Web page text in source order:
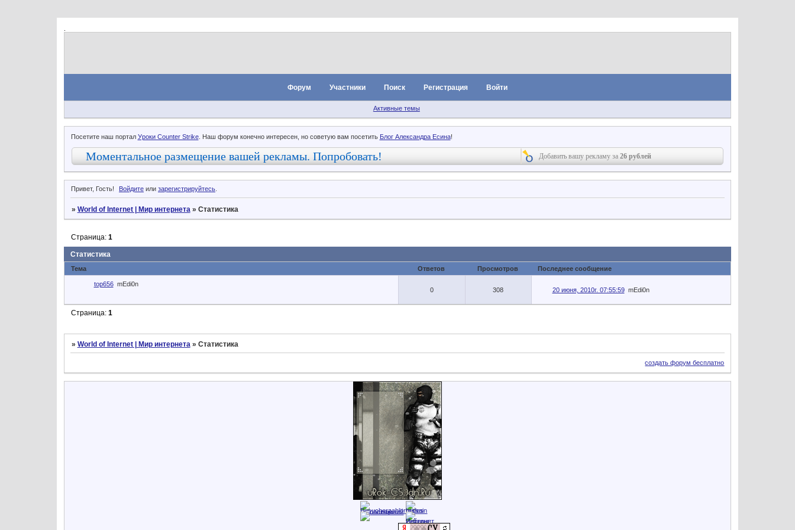
Форум Участники Поиск Регистрация Войти
Активные темы
Посетите наш портал Уроки Counter Strike. Наш форум конечно интересен, но советую вам посетить Блог Александра Есина!
Моментальное размещение вашей рекламы. Попробовать! Добавить вашу рекламу за26 рублей
Привет, Гость! Войдите илизарегистрируйтесь.
» World of Internet | Мир интернета » Статистика
Статистика
Страница: 1
Тема Ответов Просмотров Последнее сообщение
top656 mEdi0n
0
308 20 июня, 2010г. 07:55:59 mEdi0n
Страница: 1
» World of Internet | Мир интернета » Статистика
создать форум бесплатно